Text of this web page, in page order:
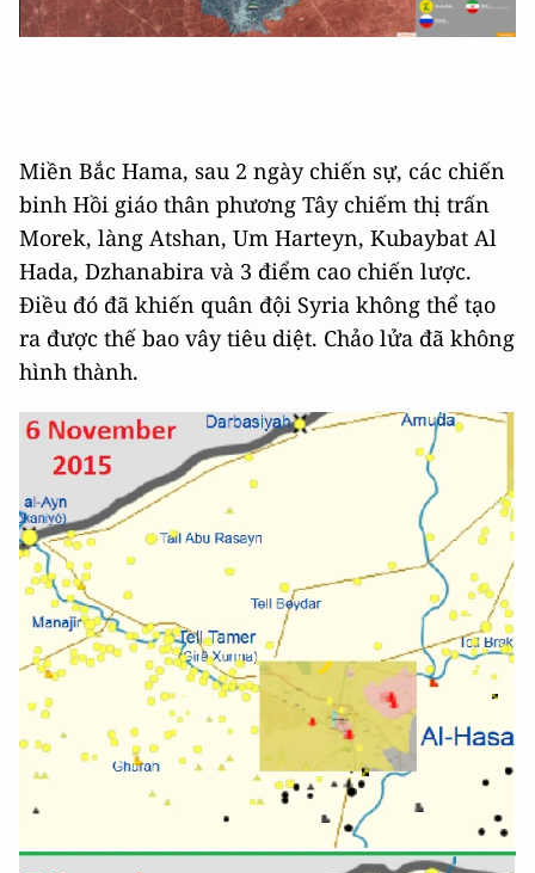
Miền Bắc Hama, sau 2 ngày chiến sự, các chiến
binh Hồi giáo thân phương Tây chiếm thị trấn
Morek, làng Atshan, Um Harteyn, Kubaybat Al
Hada, Dzhanabira và 3 điểm cao chiến lược.
Điều đó đã khiến quân đội Syria không thể tạo
ra được thế bao vây tiêu diệt. Chảo lửa đã không
hình thành.